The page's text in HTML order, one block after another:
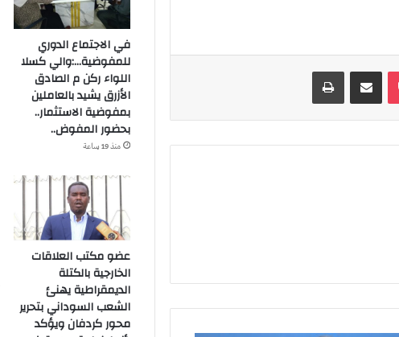
بوكيت
في الاجتماع الدوري
للمفوضية…:والي كسلا
اللواء ركن م الصادق
الأزرق يشيد بالعاملين
بمفوضية الاستثمار..
بحضور المفوض..
منذ 19 ساعة
عضو مكتب العلاقات
الخارجية بالكتلة
الديمقراطية يهنئ
الشعب السوداني بتحرير
محور كردفان ويؤكد